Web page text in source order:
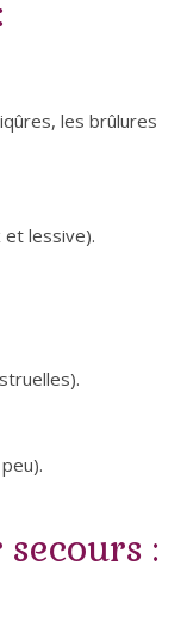
les brûlures
et lessive).
: